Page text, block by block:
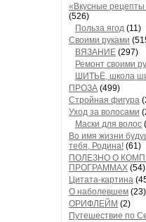
«Вкусные рецепты
(526)
Польза ягод (11)
Своими руками
ВЯЗАНИЕ (297)
Ремонт своими
ШИТЬЁ, школа
ПРОЗА (499)
Стройная фигура
Уход за волосами
Маски для волос
Во имя жизни
тебя, Родина! (61)
ПОЛЕЗНО О
ПРОГРАММАХ (54)
Цитата-картина
О наболевшем (23)
ОРИФЛЕЙМ (2)
Путешествие по